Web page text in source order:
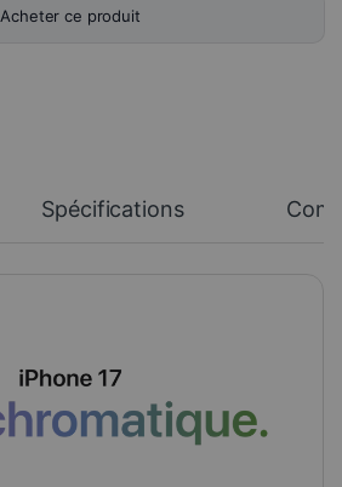
Acheter ce produit
Spécifications